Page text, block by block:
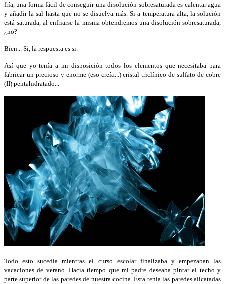
fría, una forma fácil de conseguir una disolución sobresaturada es calentar agua
y añadir la sal hasta que no se disuelva más. Si a temperatura alta, la solución
está saturada, al enfriarse la misma obtendremos una disolución sobresaturada,
¿no?
Bien... Si, la respuesta es si.
Así que yo tenía a mi disposición todos los elementos que necesitaba para
fabricar un precioso y enorme (eso creía...) cristal triclínico de sulfato de cobre
(II) pentahidratado...
Todo esto sucedía mientras el curso escolar finalizaba y empezaban las
vacaciones de verano. Hacía tiempo que mi padre deseaba pintar el techo y
parte superior de las paredes de nuestra cocina. Ésta tenía las paredes alicatadas